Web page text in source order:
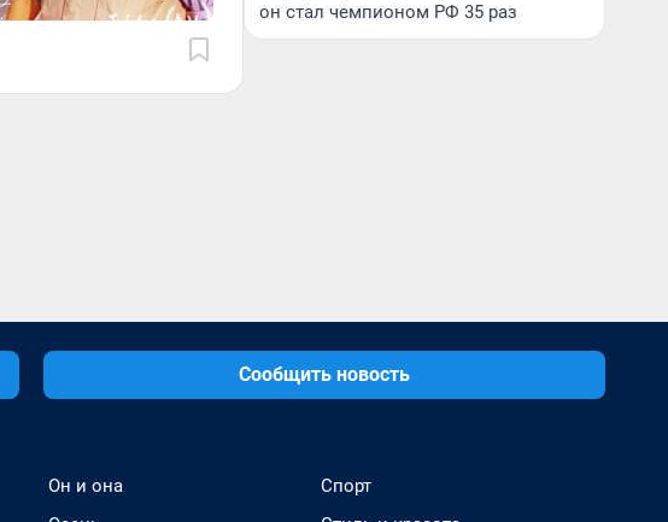
он стал чемпионом РФ 35 раз
Сообщить новость
Он и она
Спорт